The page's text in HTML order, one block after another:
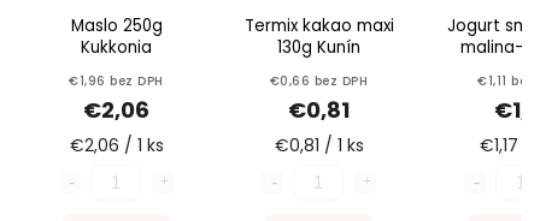
Maslo 250g
Kukkonia
€1,96 bez DPH
€2,06
€2,06 / 1 ks
Termix kakao maxi
130g Kunín
€0,66 bez DPH
€0,81
€0,81 / 1 ks
Jogurt
malina-
€1,11 bez
€1,17 /